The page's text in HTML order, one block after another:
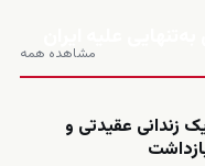
مشاهده همه
علیه ایران
زندانی عقیدتی و